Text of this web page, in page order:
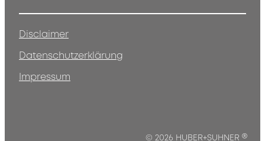
Disclaimer
Datenschutzerklärung
Impressum
© 2026 HUBER+SUHNER